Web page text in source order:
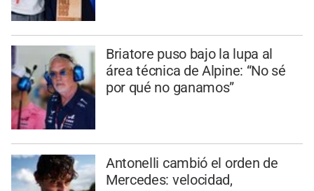
Briatore puso bajo la lupa al
área técnica de Alpine: “No sé
por qué no ganamos”
Antonelli cambió el orden de
Mercedes: velocidad,